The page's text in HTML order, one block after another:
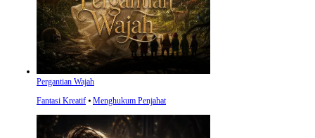
Pergantian Wajah
Fantasi Kreatif ⦁ Menghukum Penjahat